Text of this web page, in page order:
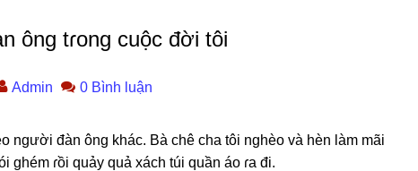
ông tɾong cuộc đời tôi
Admin 0 Bình luận
người đàn ônɡ khác. Bà chê cha tôi nghèo và hèn làm mãi
ɡhém ɾồi quảy quả xách túi quần áo ɾa đi.